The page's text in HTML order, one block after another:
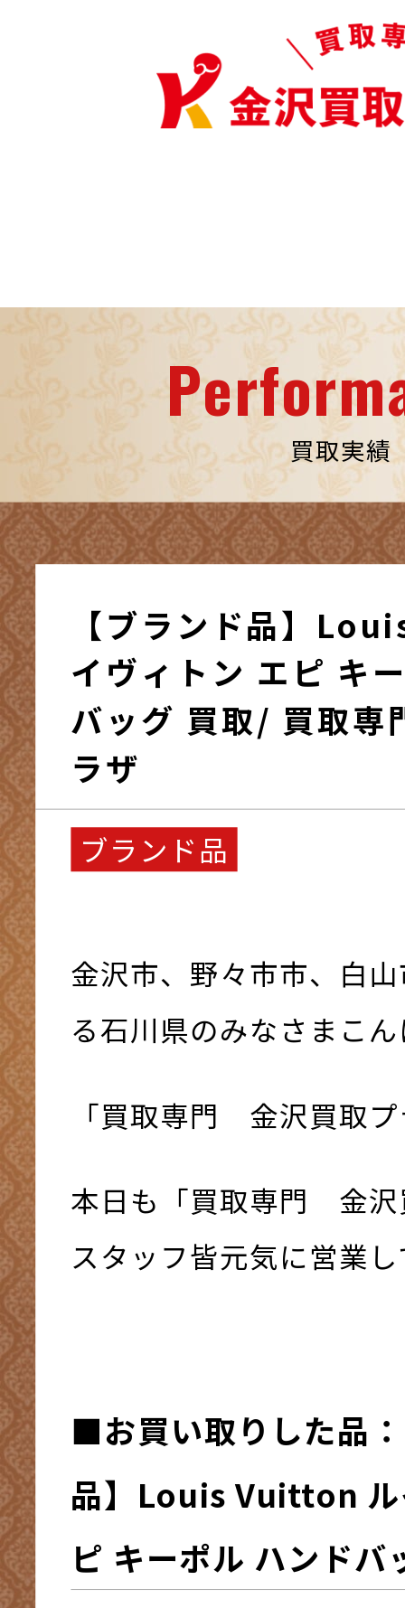
買取実績
【ブランド品】
イヴィトン エピ キ
バッグ 買取/ 買取専
ラザ
ブランド品
金沢市、野々市市、白
る石川県のみなさまこ
「買取専門 金沢買取
本日も「買取専門 金沢
スタッフ皆元気に営業
■お買い取りした品
品】Louis Vuitton ル
ピ キーポル ハンドバ